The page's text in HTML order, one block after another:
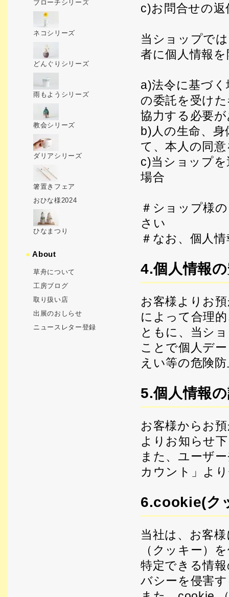
c)お問合せの返
当ショップで
者に個人情報
a)法令に基づ
の委託を受け
協力する必要
b)人の生命、
て、本人の同
c)当ショップ
場合
＃ショップ様
さい
＃なお、個人
4.個人情報
お客様よりお
によって合理
ともに、当シ
ことで個人デ
えい等の危険
5.個人情報
お客様からお
よりお知らせ
また、ユーザ
カウント」よ
6.cookie(ク
当社は、お客
（クッキー）
特定できる情
バシーを侵害
ブローチシリーズ
ネコシリーズ
どんぐりシリーズ
雨もようシリーズ
教会シリーズ
ダリアシリーズ
箸置きフェア
おひな様2024
ひなまつり
●About
草舟について
工房ブログ
取り扱い店
出展のおしらせ
ニュースレター登録